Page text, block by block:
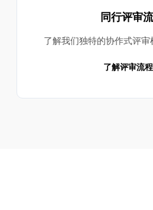
同行评审
了解我们独特的协作式评审
了解评审流程